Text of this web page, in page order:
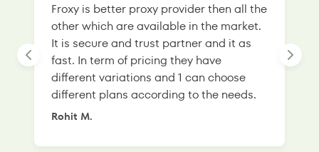
Froxy is better proxy provider then all the
other which are available in the market.
It is secure and trust partner and it as
fast. In term of pricing they have
different variations and 1 can choose
different plans according to the needs.
Rohit M.